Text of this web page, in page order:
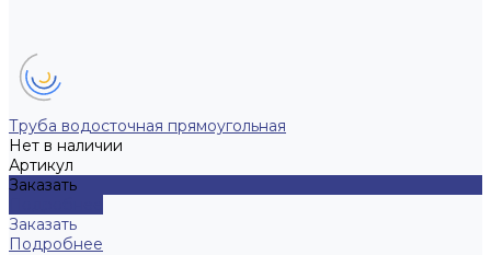
Труба водосточная прямоугольная
Нет в наличии
Артикул
Заказать
Заказать
Подробнее